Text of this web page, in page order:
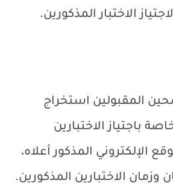
الاختبار المذكورين.
المقبولين استخراج
باجتياز الاختبارين
الإلكتروني المذكور أعلاه،
الاختبارين المذكورين.